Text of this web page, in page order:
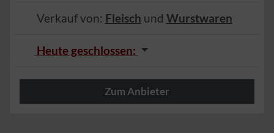
Verkauf von: Fleisch und Wurstwaren
Heute geschlossen:
Zum Anbieter